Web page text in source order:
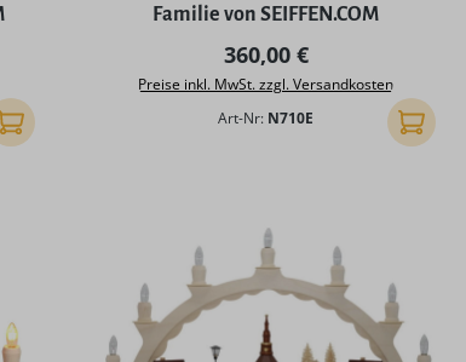
In den Warenkorb
Familie von SEIFFEN.COM
Regulärer Preis:
360,00 €
Preise inkl. MwSt. zzgl. Versandkosten
Art-Nr: N710E In den